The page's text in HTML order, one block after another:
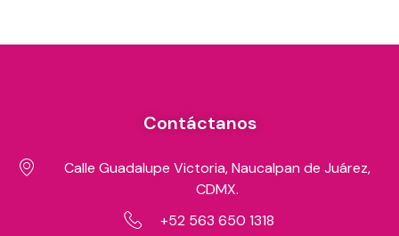
Contáctanos
Calle Guadalupe Victoria, Naucalpan de Juárez,
CDMX.
+52 563 650 1318